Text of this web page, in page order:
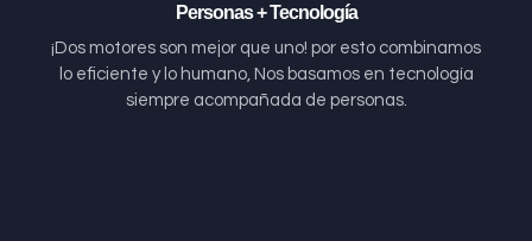
Personas + Tecnología
¡Dos motores son mejor que uno! por esto combinamos
lo eficiente y lo humano, Nos basamos en tecnología
siempre acompañada de personas.